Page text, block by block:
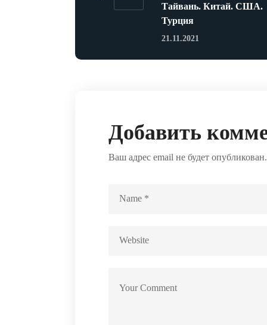
Тайвань. Китай. США.
Турция
21.11.2021
Добавить
Ваш адрес email не будет опубликован.